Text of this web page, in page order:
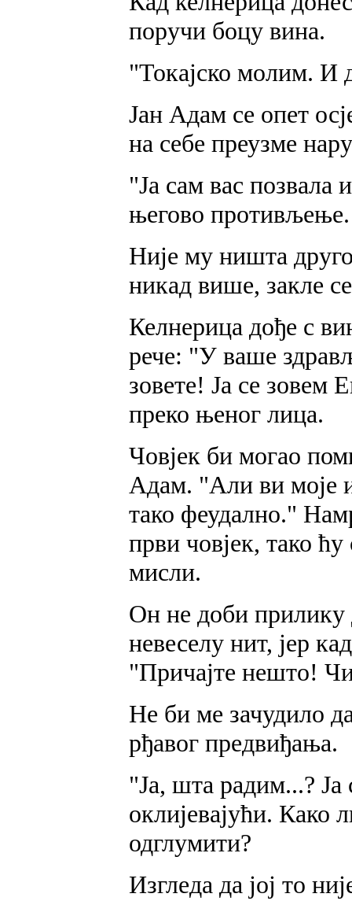
поручи боцу вина.
"Токајско молим. И
Јан Адам се опет
на себе преузме
"Ја сам вас позвала
његово противљење.
Није му ништа
никад више, закле
Келнерица дође с
рече: "У ваше
зовете! Ја се зовем
преко њеног лица.
Човјек би могао
Адам. "Али ви моје
тако феудално."
први човјек, тако
мисли.
Он не доби прилику
невеселу нит, јер
"Причајте нешто!
Не би ме зачудило
рђавог предвиђања.
"Ја, шта радим...? Ја
оклијевајући. Како
одглумити?
Изгледа да јој то